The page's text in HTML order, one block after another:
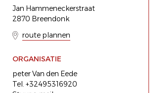
Jan Hammeneckerstraat
2870 Breendonk
route plannen
ORGANISATIE
peter Van den Eede
Tel. +32495316920